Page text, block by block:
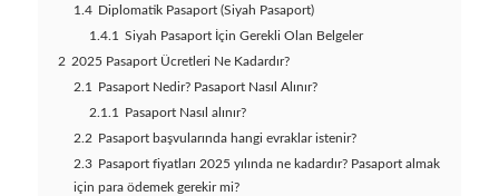
1.4 Diplomatik Pasaport (Siyah Pasaport)
1.4.1 Siyah Pasaport İçin Gerekli Olan Belgeler
2 2025 Pasaport Ücretleri Ne Kadardır?
2.1 Pasaport Nedir? Pasaport Nasıl Alınır?
2.1.1 Pasaport Nasıl alınır?
2.2 Pasaport başvularında hangi evraklar istenir?
2.3
Pasaport fiyatları 2025 yılında ne kadardır? Pasaport almak
için para ödemek gerekir mi?